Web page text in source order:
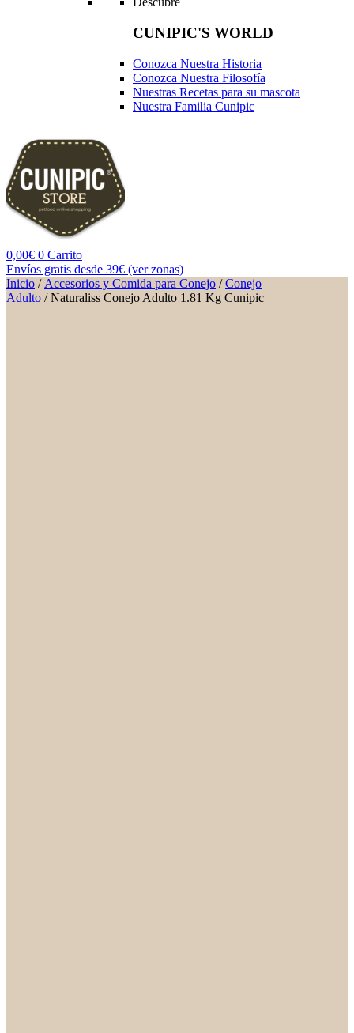
CUNIPIC'S WORLD
Conozca Nuestra Historia
Conozca Nuestra Filosofía
Nuestras Recetas para su mascota
Nuestra Familia Cunipic
0,00€ 0 Carrito
Envíos gratis desde 39€ (ver zonas)
Inicio / Accesorios y Comida para Conejo /Conejo
Adulto / Naturaliss Conejo Adulto 1.81 Kg Cunipic